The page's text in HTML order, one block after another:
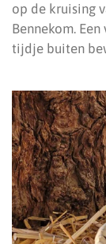
op de kruising
Bennekom.
tijdje buiten